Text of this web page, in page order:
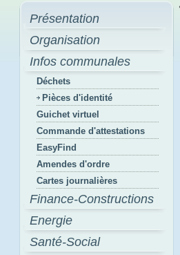
Présentation
Organisation
Infos communales
Déchets
Pièces d'identité
Guichet virtuel
Commande d'attestations
EasyFind
Amendes d'ordre
Cartes journalières
Finance-Constructions
Energie
Santé-Social